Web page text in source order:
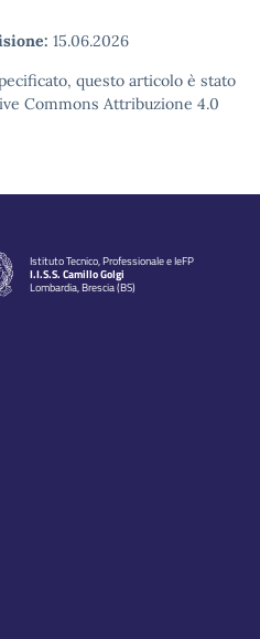
15.06.2026
questo articolo è stato
Commons Attribuzione 4.0
Istituto Tecnico, Professionale e IeFP
I.I.S.S. Camillo Golgi
Lombardia, Brescia (BS)